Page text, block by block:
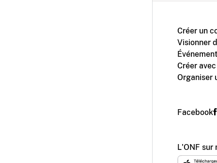
Créer un
Visionner
Créer
Organiser
Facebook
L'ONF sur